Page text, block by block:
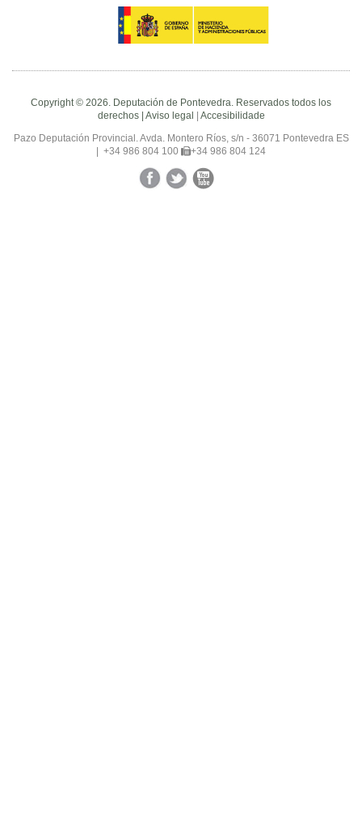
Copyright © 2026. Deputación de Pontevedra. Reservados todos los
derechos | Aviso legal | Accesibilidade
Pazo Deputación Provincial. Avda. Montero Ríos, s/n - 36071 Pontevedra ES
| +34 986 804 100
+34 986 804 124
FacebookTwitterYouTube